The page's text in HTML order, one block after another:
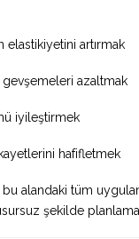
elastikiyetini artırmak
gevşemeleri azaltmak
iyileştirmek
hafifletmek
alandaki tüm
şekilde